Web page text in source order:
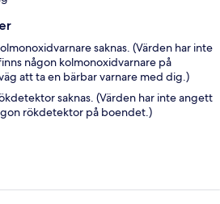
saknas. (Värden har inte
någon kolmonoxidvarnare på
att ta en bärbar varnare med dig.)
saknas. (Värden har inte angett
rökdetektor på boendet.)